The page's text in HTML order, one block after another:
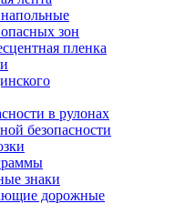
зон
пленка
в рулонах
безопасности
знаки
дорожные